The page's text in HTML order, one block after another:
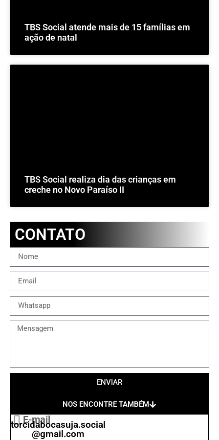
TBS Social atende mais de 15 famílias em
ação de natal
TBS Social realiza dia das crianças em
creche no Novo Paraíso II
CONTATO
ENVIAR
NOS ENCONTRE TAMBÉM
E-mail
torcidabocasuja.social
@gmail.com